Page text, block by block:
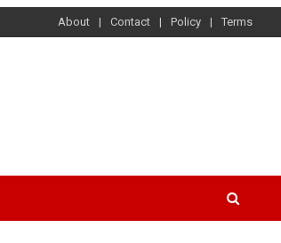
About Contact Policy Terms